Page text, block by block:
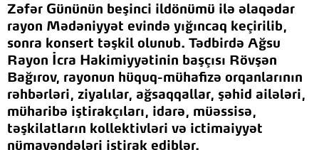
Zəfər Gününün beşinci ildönümü ilə əlaqədar
rayon Mədəniyyət evində yığıncaq keçirilib,
sonra konsert təşkil olunub. Tədbirdə Ağsu
Rayon İcra Hakimiyyətinin başçısı Rövşən
Bağırov, rayonun hüquq-mühafizə orqanlarının
rəhbərləri, ziyalılar, ağsaqqallar, şəhid ailələri,
müharibə iştirakçıları, idarə, müəssisə,
təşkilatların kollektivləri və ictimaiyyət
nümayəndələri iştirak ediblər.